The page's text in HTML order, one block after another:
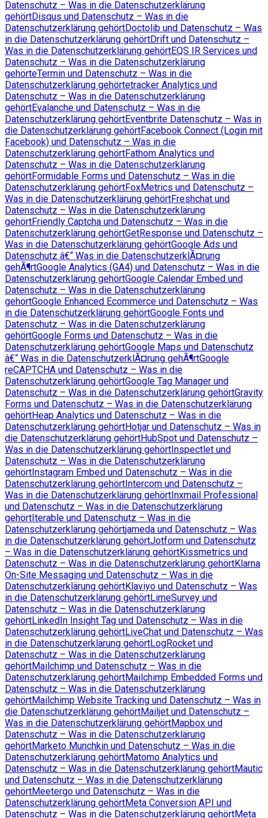
Datenschutz – Was in die Datenschutzerklärung
gehörtDisqus und Datenschutz – Was in die
Datenschutzerklärung gehörtDoctolib und Datenschutz – Was
in die Datenschutzerklärung gehörtDrift und Datenschutz –
Was in die Datenschutzerklärung gehörtEQS IR Services und
Datenschutz – Was in die Datenschutzerklärung
gehörteTermin und Datenschutz – Was in die
Datenschutzerklärung gehörtetracker Analytics und
Datenschutz – Was in die Datenschutzerklärung
gehörtEvalanche und Datenschutz – Was in die
Datenschutzerklärung gehörtEventbrite Datenschutz – Was in
die Datenschutzerklärung gehörtFacebook Connect (Login mit
Facebook) und Datenschutz – Was in die
Datenschutzerklärung gehörtFathom Analytics und
Datenschutz – Was in die Datenschutzerklärung
gehörtFormidable Forms und Datenschutz – Was in die
Datenschutzerklärung gehörtFoxMetrics und Datenschutz –
Was in die Datenschutzerklärung gehörtFreshchat und
Datenschutz – Was in die Datenschutzerklärung
gehörtFriendly Captcha und Datenschutz – Was in die
Datenschutzerklärung gehörtGetResponse und Datenschutz –
Was in die Datenschutzerklärung gehörtGoogle Ads und
Datenschutz â€“ Was in die DatenschutzerklÃ¤rung
gehÃ¶rtGoogle Analytics (GA4) und Datenschutz – Was in die
Datenschutzerklärung gehörtGoogle Calendar Embed und
Datenschutz – Was in die Datenschutzerklärung
gehörtGoogle Enhanced Ecommerce und Datenschutz – Was
in die Datenschutzerklärung gehörtGoogle Fonts und
Datenschutz – Was in die Datenschutzerklärung
gehörtGoogle Forms und Datenschutz – Was in die
Datenschutzerklärung gehörtGoogle Maps und Datenschutz
â€“ Was in die DatenschutzerklÃ¤rung gehÃ¶rtGoogle
reCAPTCHA und Datenschutz – Was in die
Datenschutzerklärung gehörtGoogle Tag Manager und
Datenschutz – Was in die Datenschutzerklärung gehörtGravity
Forms und Datenschutz – Was in die Datenschutzerklärung
gehörtHeap Analytics und Datenschutz – Was in die
Datenschutzerklärung gehörtHotjar und Datenschutz – Was in
die Datenschutzerklärung gehörtHubSpot und Datenschutz –
Was in die Datenschutzerklärung gehörtInspectlet und
Datenschutz – Was in die Datenschutzerklärung
gehörtInstagram Embed und Datenschutz – Was in die
Datenschutzerklärung gehörtIntercom und Datenschutz –
Was in die Datenschutzerklärung gehörtInxmail Professional
und Datenschutz – Was in die Datenschutzerklärung
gehörtIterable und Datenschutz – Was in die
Datenschutzerklärung gehörtjameda und Datenschutz – Was
in die Datenschutzerklärung gehörtJotform und Datenschutz
– Was in die Datenschutzerklärung gehörtKissmetrics und
Datenschutz – Was in die Datenschutzerklärung gehörtKlarna
On-Site Messaging und Datenschutz – Was in die
Datenschutzerklärung gehörtKlaviyo und Datenschutz – Was
in die Datenschutzerklärung gehörtLimeSurvey und
Datenschutz – Was in die Datenschutzerklärung
gehörtLinkedIn Insight Tag und Datenschutz – Was in die
Datenschutzerklärung gehörtLiveChat und Datenschutz – Was
in die Datenschutzerklärung gehörtLogRocket und
Datenschutz – Was in die Datenschutzerklärung
gehörtMailchimp und Datenschutz – Was in die
Datenschutzerklärung gehörtMailchimp Embedded Forms und
Datenschutz – Was in die Datenschutzerklärung
gehörtMailchimp Website Tracking und Datenschutz – Was in
die Datenschutzerklärung gehörtMailjet und Datenschutz –
Was in die Datenschutzerklärung gehörtMapbox und
Datenschutz – Was in die Datenschutzerklärung
gehörtMarketo Munchkin und Datenschutz – Was in die
Datenschutzerklärung gehörtMatomo Analytics und
Datenschutz – Was in die Datenschutzerklärung gehörtMautic
und Datenschutz – Was in die Datenschutzerklärung
gehörtMeetergo und Datenschutz – Was in die
Datenschutzerklärung gehörtMeta Conversion API und
Datenschutz – Was in die Datenschutzerklärung gehörtMeta